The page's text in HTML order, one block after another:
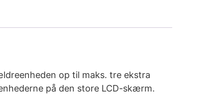
op til maks. tre ekstra
på den store LCD-skærm.